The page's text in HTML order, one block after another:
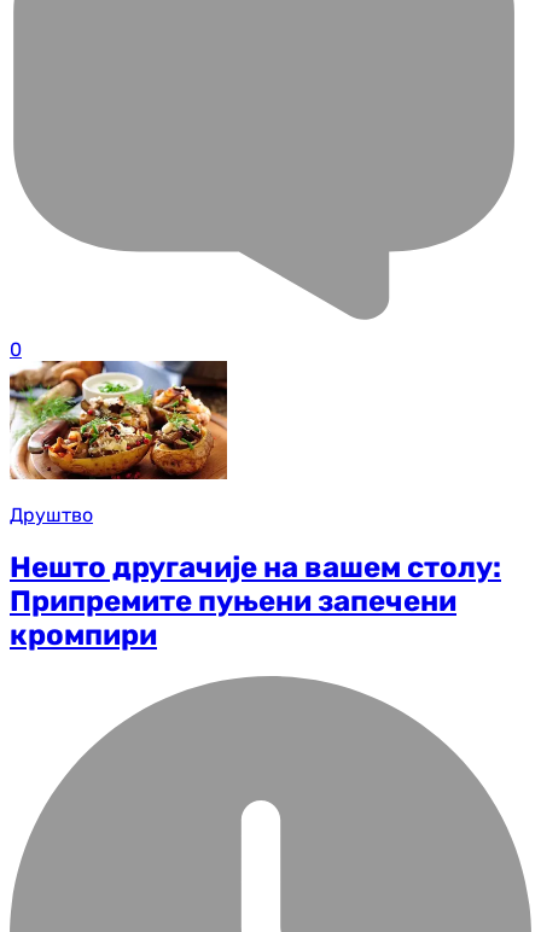
0
Друштво
Нешто другачије на вашем столу:
Припремите пуњени запечени
кромпири